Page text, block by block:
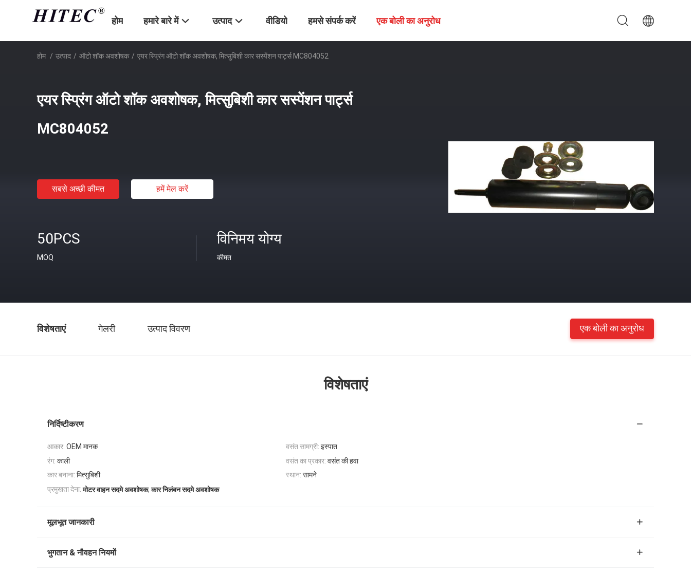
होम हमारे बारे में उत्पाद वीडियो हमसे संपर्क करें एक बोली का अनुरोध
होम / उत्पाद / ऑटो शॉक अवशोषक / एयर स्प्रिंग ऑटो शॉक अवशोषक, मित्सुबिशी कार सस्पेंशन पार्ट्स MC804052
एयर स्प्रिंग ऑटो शॉक अवशोषक, मित्सुबिशी कार सस्पेंशन पार्ट्स
MC804052
सबसे अच्छी कीमत हमें मेल करें
50PCS
MOQ
विनिमय योग्य
कीमत
विशेषताएं गेलरी उत्पाद विवरण एक बोली का अनुरोध
विशेषताएं
निर्दिष्टीकरण
आकार: OEM मानक वसंत सामग्री: इस्पात
रंग: काली वसंत का प्रकार: वसंत की हवा
कार बनाना: मित्सुबिशी स्थान: सामने
प्रमुखता देना: मोटर वाहन सदमे अवशोषक,कार निलंबन सदमे अवशोषक
मूलभूत जानकारी
भुगतान & नौवहन नियमों